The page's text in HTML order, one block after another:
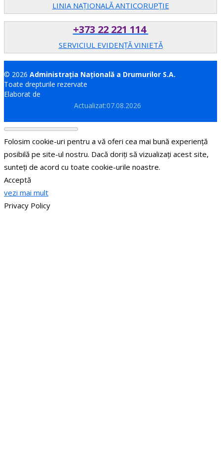
LINIA NAȚIONALĂ ANTICORUPȚIE
+373 22 221 114
SERVICIUL EVIDENȚĂ VINIETĂ
© 2026 Administrația Națională a Drumurilor S.A.
Toate drepturile rezervate
Elaborat de
Actualizat:07.08.2026
Folosim cookie-uri pentru a vă oferi cea mai bună experiență
posibilă pe site-ul nostru. Dacă doriți să vizualizați acest site,
sunteți de acord cu toate cookie-urile noastre.
Acceptă
vezi mai mult
Privacy Policy